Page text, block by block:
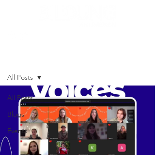
All Posts
Blogs
Events
All Posts